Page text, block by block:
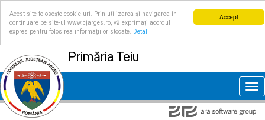
Accept
Acest site folosește cookie-uri. Prin utilizarea și navigarea în
continuare pe site-ul www.cjarges.ro, vă exprimați acordul
expres pentru folosirea informațiilor stocate.
Detalii
Primăria Teiu